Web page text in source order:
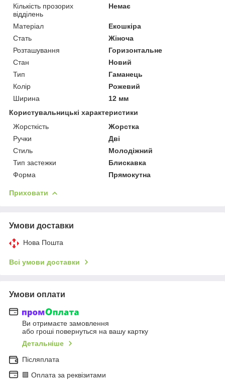
Кількість прозорих
відділень
Немає
Матеріал
Екошкіра
Стать
Жіноча
Розташування
Горизонтальне
Стан
Новий
Тип
Гаманець
Колір
Рожевий
Ширина
12 мм
Користувальницькі характеристики
Жорсткість
Жорстка
Ручки
Дві
Стиль
Молодіжний
Тип застежки
Блискавка
Форма
Прямокутна
Приховати
Умови доставки
Нова Пошта
Всі умови доставки
Умови оплати
Ви отримаєте замовлення
або гроші повернуться на вашу картку
Детальніше
Післяплата
🟩 Оплата за реквізитами